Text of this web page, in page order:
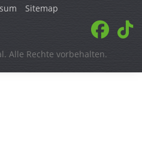
Sitemap
Alle Rechte vorbehalten.